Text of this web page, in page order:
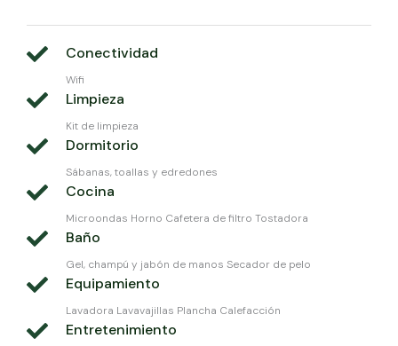
Conectividad
Wifi
Limpieza
Kit de limpieza
Dormitorio
Sábanas, toallas y edredones
Cocina
Microondas Horno Cafetera de filtro Tostadora
Baño
Gel, champú y jabón de manos Secador de pelo
Equipamiento
Lavadora Lavavajillas Plancha Calefacción
Entretenimiento